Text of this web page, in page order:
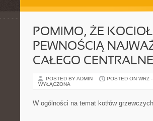
POMIMO, ŻE
PEWNOŚCIĄ
CAŁEGO
POSTED BY ADMIN POSTED ON WRZ
WYŁĄCZONA
W ogólności na temat kotłów